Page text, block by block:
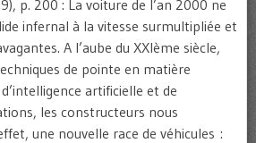
p. 200 : La voiture de l’an 2000 ne
infernal à la vitesse surmultipliée et
A l’aube du XXIème siècle,
de pointe en matière
artificielle et de
les constructeurs nous
une nouvelle race de véhicules :